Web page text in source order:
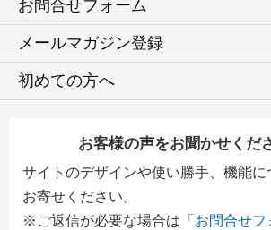
お問合せフォーム
メールマガジン登録
初めての方へ
お客様の声をお聞かせくだ
サイトのデザインや使い勝手、機能に
お寄せください。
※ご返信が必要な場合は 「お問合せフ